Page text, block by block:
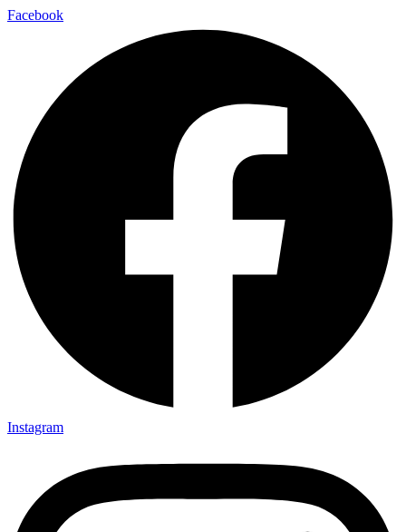
Facebook
Instagram